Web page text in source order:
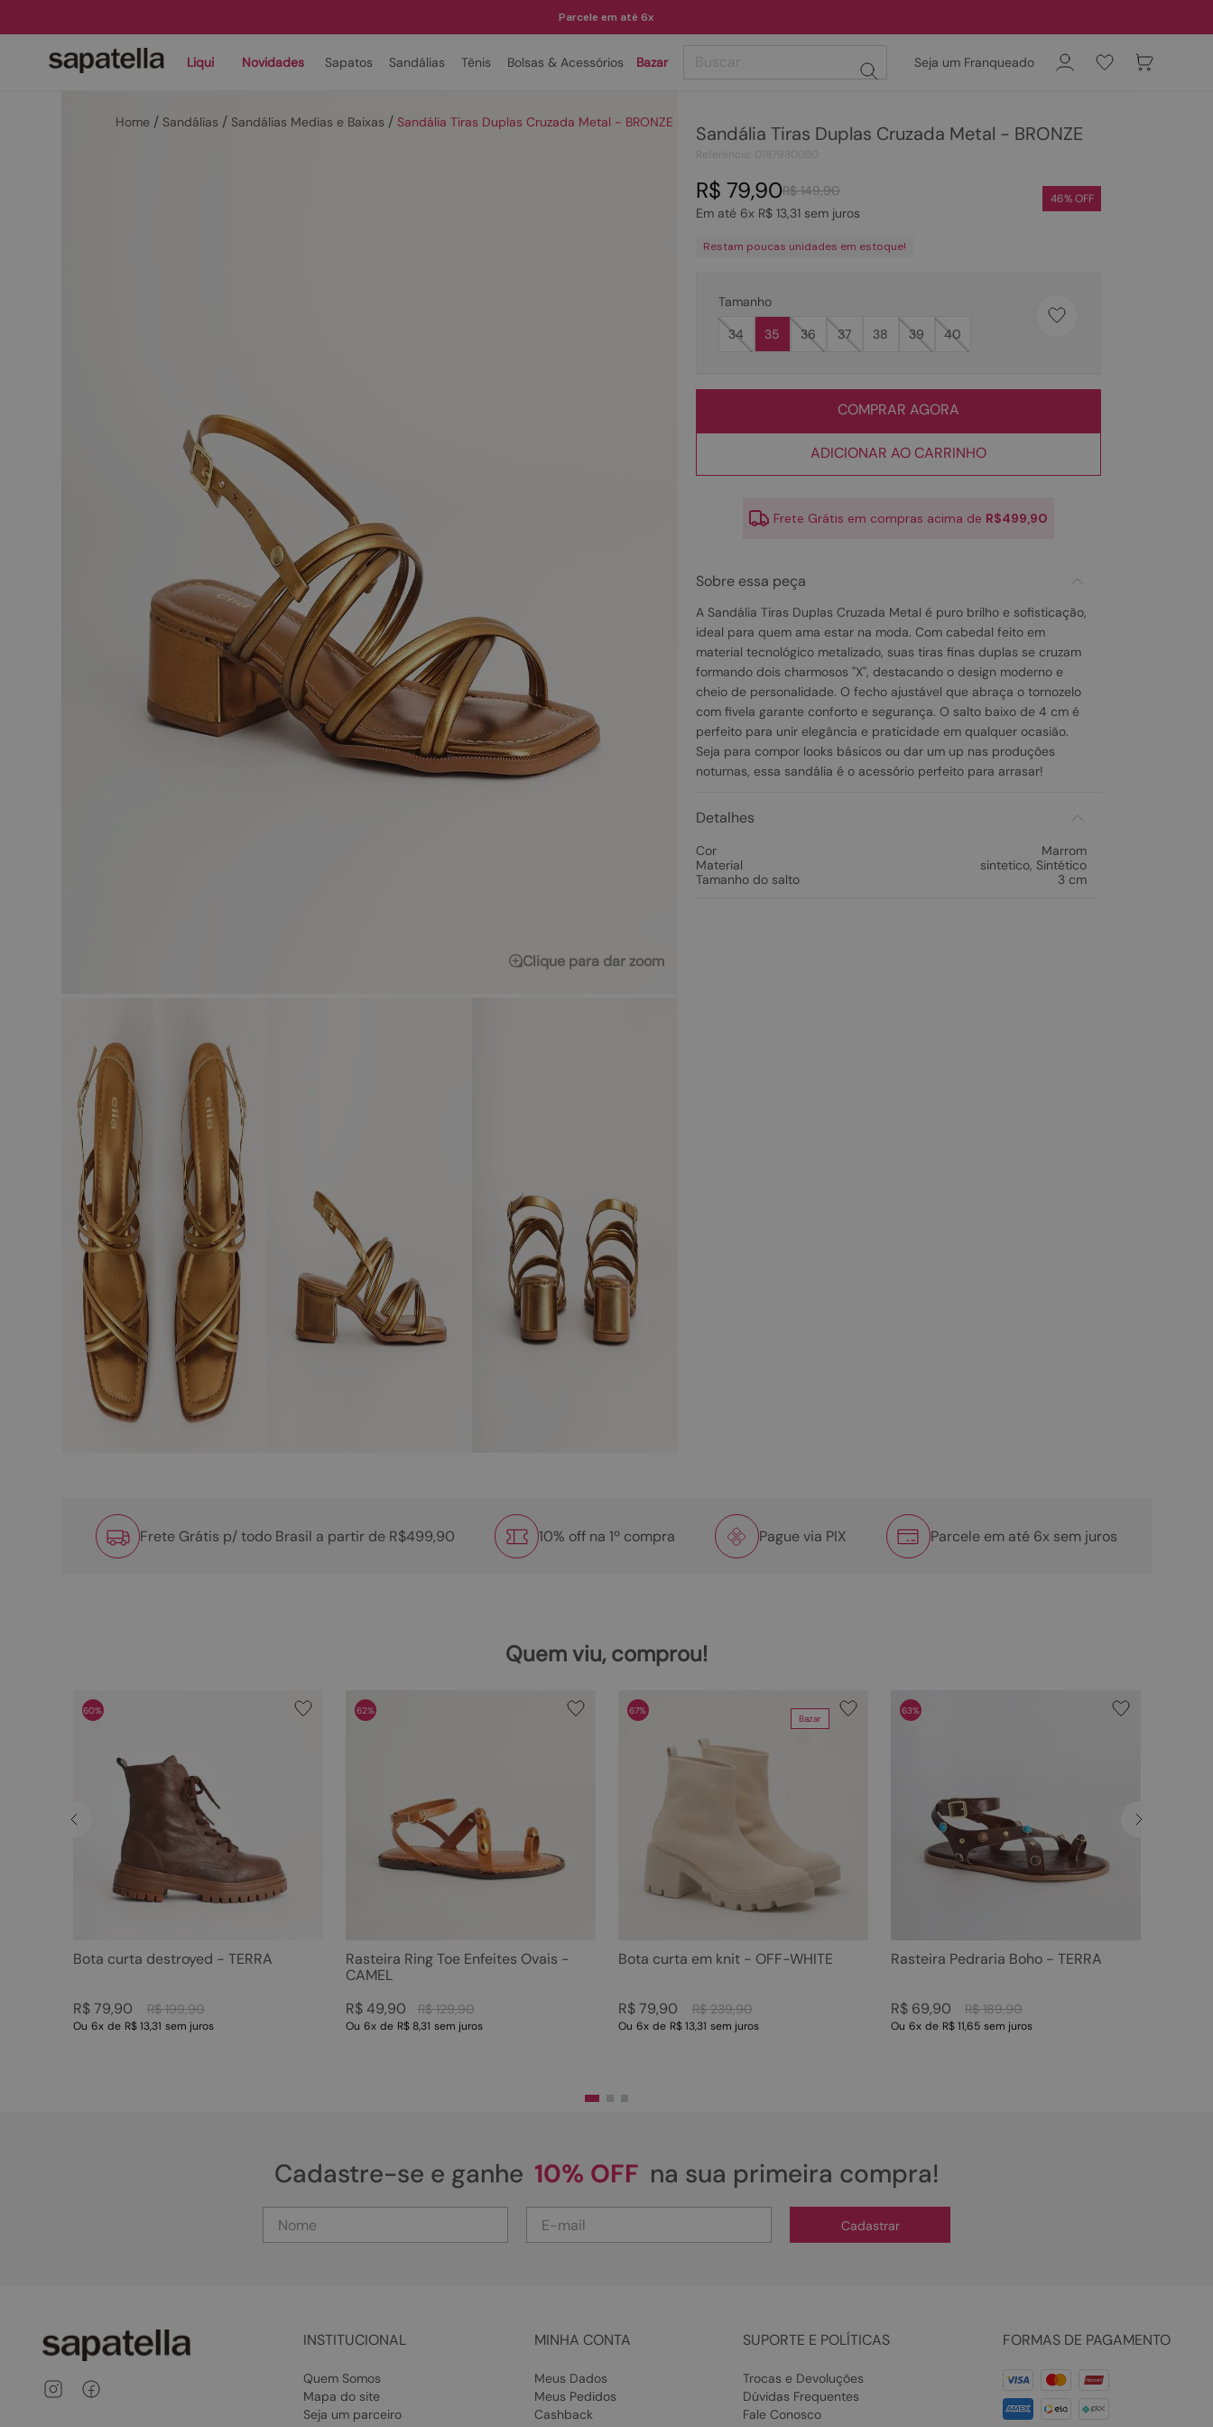
Parcele em até 6x
Liqui Novidades Sapatos Sandálias Tênis Bolsas & Acessórios Bazar Seja um Franqueado
Sandálias Sandálias Medias e Baixas Sandália Tiras Duplas Cruzada Metal - BRONZE
Clique para dar zoom
Sandália Tiras Duplas Cruzada Metal - BRONZE
R$ 149,90
R$ 79,90
Em até 6x R$ 13,31sem juros
46% OFF
Restam poucas unidades em estoque!
Tamanho
34
35 36 37 38 39 40
COMPRAR AGORA
ADICIONAR AO CARRINHO
Frete Grátis em compras acima de R$499,90
Sobre essa peça
A Sandália Tiras Duplas Cruzada Metal é puro brilho e sofisticação,
ideal para quem ama estar na moda. Com cabedal feito em
material tecnológico metalizado, suas tiras finas duplas se cruzam
formando dois charmosos "X", destacando o design moderno e
cheio de personalidade. O fecho ajustável que abraça o tornozelo
com fivela garante conforto e segurança. O salto baixo de 4 cm é
perfeito para unir elegância e praticidade em qualquer ocasião.
Seja para compor looks básicos ou dar um up nas produções
noturnas, essa sandália é o acessório perfeito para arrasar!
Detalhes
Cor
Marrom
Material
sintetico, Sintético
Tamanho do salto
3 cm
Frete Grátis p/ todo Brasil a partir de R$499,90 10% off na 1º compra Pague via PIX Parcele em até 6x sem juros
Quem viu, comprou!
60%
Bota curta destroyed - TERRA
R$ 199,90
R$ 79,90
Ou 6x de R$ 13,31 sem juros
62%
Rasteira Ring Toe Enfeites Ovais -
CAMEL
R$ 129,90
R$ 49,90
Ou 6x de R$ 8,31 sem juros
Bazar
67%
Bota curta em knit - OFF-WHITE
R$ 239,90
R$ 79,90
Ou 6x de R$ 13,31 sem juros
63%
Rasteira Pedraria Boho - TERRA
R$ 189,90
R$ 69,90
Ou 6x de R$ 11,65 sem juros
Cadastre-se e ganhe 10% OFF na sua primeira compra!
Cadastrar
INSTITUCIONAL
Quem Somos
Mapa do site
Seja um parceiro
MINHA CONTA
Meus Dados
Meus Pedidos
Cashback
SUPORTE E POLÍTICAS
Trocas e Devoluções
Dúvidas Frequentes
Fale Conosco
FORMAS DE PAGAMENTO